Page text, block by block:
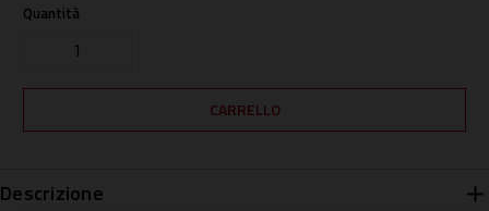
Quantità
Descrizione